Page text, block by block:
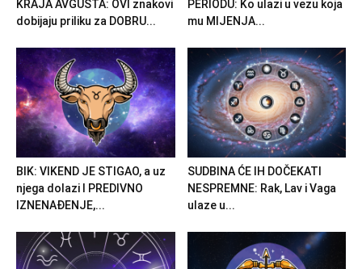
KRAJA AVGUSTA: OVI znakovi
dobijaju priliku za DOBRU...
PERIODU: Ko ulazi u vezu koja
mu MIJENJA...
BIK: VIKEND JE STIGAO, a uz
njega dolazi I PREDIVNO
IZNENAĐENJE,...
SUDBINA ĆE IH DOČEKATI
NESPREMNE: Rak, Lav i Vaga
ulaze u...